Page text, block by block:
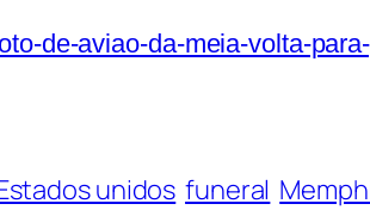
de-aviao-da-meia-volta-
unidos funeral